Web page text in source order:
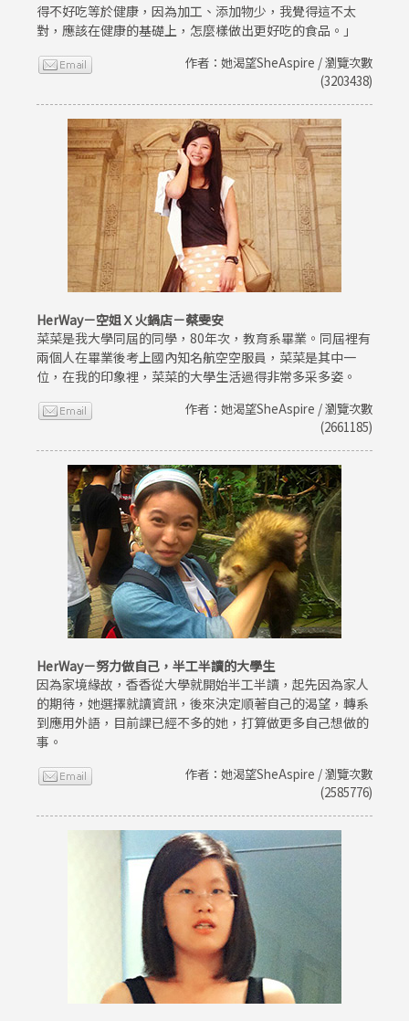
得不好吃等於健康，因為加工、添加物少，我覺得這不太
對，應該在健康的基礎上，怎麼樣做出更好吃的食品。」
作者：她渴望SheAspire / 瀏覽次數
(3203438)
HerWay－空姐Ｘ火鍋店－蔡雯安
菜菜是我大學同屆的同學，80年次，教育系畢業。同屆裡有
兩個人在畢業後考上國內知名航空空服員，菜菜是其中一
位，在我的印象裡，菜菜的大學生活過得非常多采多姿。
作者：她渴望SheAspire / 瀏覽次數
(2661185)
HerWay－努力做自己，半工半讀的大學生
因為家境緣故，香香從大學就開始半工半讀，起先因為家人
的期待，她選擇就讀資訊，後來決定順著自己的渴望，轉系
到應用外語，目前課已經不多的她，打算做更多自己想做的
事。
作者：她渴望SheAspire / 瀏覽次數
(2585776)